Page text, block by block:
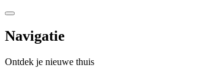
Navigatie
Ontdek je nieuwe thuis